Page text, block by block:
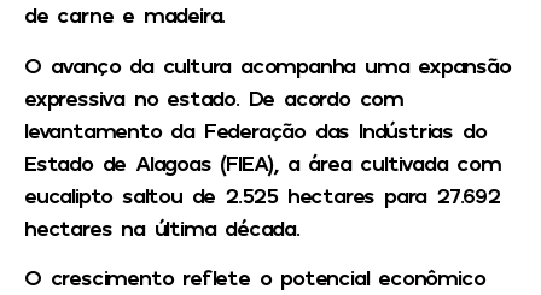
de carne e madeira.
O avanço da cultura acompanha uma expansão
expressiva no estado. De acordo com
levantamento da Federação das Indústrias do
Estado de Alagoas (FIEA), a área cultivada com
eucalipto saltou de 2.525 hectares para 27.692
hectares na última década.
O crescimento reflete o potencial econômico